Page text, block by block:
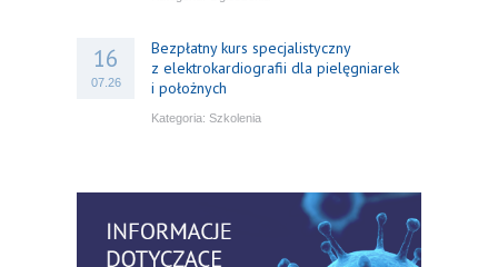
16
07.26
Bezpłatny kurs specjalistyczny
z elektrokardiografii dla pielęgniarek
i położnych
Kategoria: Szkolenia
praktyki – aktualny konsensus ekspertów
w dostępie naczyniowym
Kategoria:Szkolenia